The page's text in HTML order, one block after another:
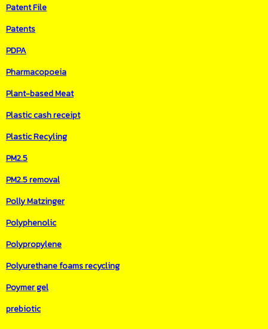
Patent File
Patents
PDPA
Pharmacopoeia
Plant-based Meat
Plastic cash receipt
Plastic Recyling
PM2.5
PM2.5 removal
Polly Matzinger
Polyphenolic
Polypropylene
Polyurethane foams recycling
Poymer gel
prebiotic